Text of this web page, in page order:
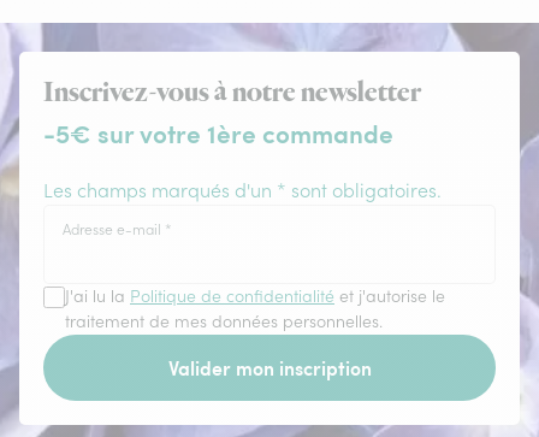
Inscrivez-vous à notre newsletter
-5€ sur votre 1ère commande
Les champs marqués d'un * sont obligatoires.
Adresse e-mail *
J'ai lu la Politique de confidentialité et j'autorise le
traitement de mes données personnelles.
Valider mon inscription